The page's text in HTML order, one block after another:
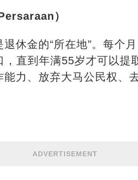
）
休金的“所在地”。每个
直到年满55岁才可以提
力、放弃大马公民权、
ADVERTISEMENT